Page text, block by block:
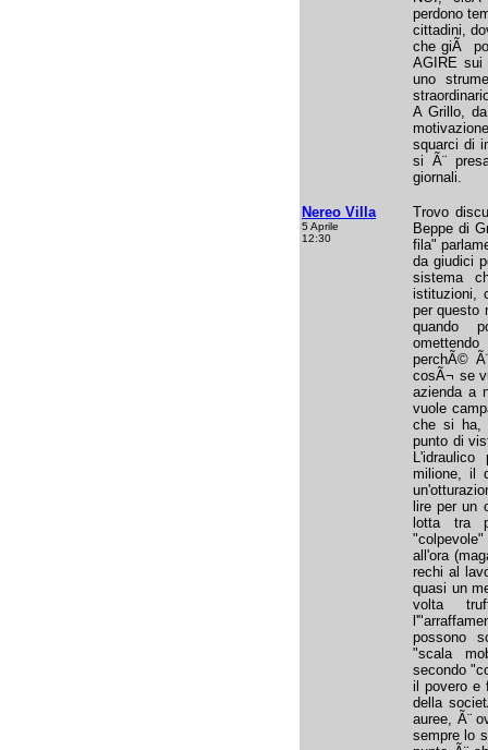
perdono
cittadini,
che giÃ
AGIRE sui
uno
A Grillo,
squarci di
si Ã¨
giornali.
Nereo Villa
5 Aprile
12:30
Trovo
Beppe di
fila"
da giudici
sistema
istituzioni,
per questo
quando
perchÃ©
cosÃ¬ se
azienda a
vuole
che si ha,
punto di
milione, il
lire per un
lotta tra
all'ora
rechi al
quasi un
volta
possono
"scala
secondo
il povero e
della
auree, Ã¨
sempre lo